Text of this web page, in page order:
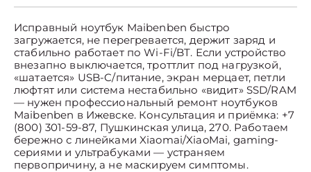
Исправный ноутбук Maibenben быстро
загружается, не перегревается, держит заряд и
стабильно работает по Wi-Fi/BT. Если устройство
внезапно выключается, троттлит под нагрузкой,
«шатается» USB-C/питание, экран мерцает, петли
люфтят или система нестабильно «видит» SSD/RAM
— нужен профессиональный ремонт ноутбуков
Maibenben в Ижевске. Консультация и приёмка: +7
(800) 301-59-87, Пушкинская улица, 270. Работаем
бережно с линейками Xiaomai/XiaoMai, gaming-
сериями и ультрабуками — устраняем
первопричину, а не маскируем симптомы.